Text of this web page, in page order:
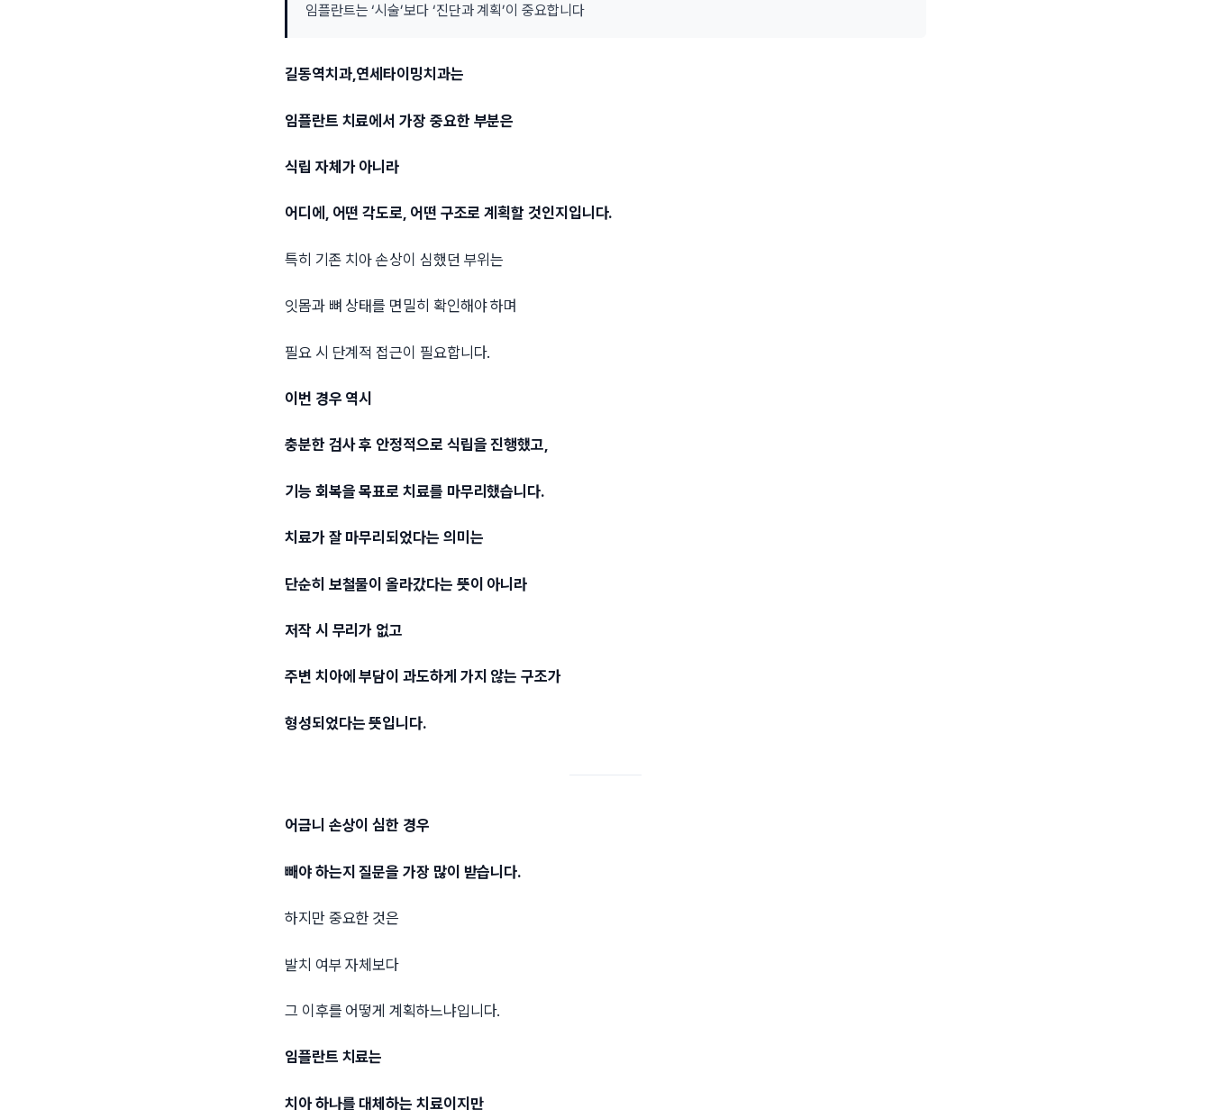
임플란트는 ‘시술’보다 ‘진단과 계획’이 중요합니다
길동역치과,연세타이밍치과는
임플란트 치료에서 가장 중요한 부분은
식립 자체가 아니라
어디에, 어떤 각도로, 어떤 구조로 계획할 것인지입니다.
특히 기존 치아 손상이 심했던 부위는
잇몸과 뼈 상태를 면밀히 확인해야 하며
필요 시 단계적 접근이 필요합니다.
이번 경우 역시
충분한 검사 후 안정적으로 식립을 진행했고,
기능 회복을 목표로 치료를 마무리했습니다.
치료가 잘 마무리되었다는 의미는
단순히 보철물이 올라갔다는 뜻이 아니라
저작 시 무리가 없고
주변 치아에 부담이 과도하게 가지 않는 구조가
형성되었다는 뜻입니다.
어금니 손상이 심한 경우
빼야 하는지 질문을 가장 많이 받습니다.
하지만 중요한 것은
발치 여부 자체보다
그 이후를 어떻게 계획하느냐입니다.
임플란트 치료는
치아 하나를 대체하는 치료이지만